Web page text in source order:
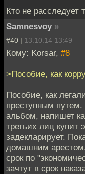
Кто не расследует
Samnesvoy »
#40 | 13.10.14 13:49
Кому: Korsar, #8
>Пособие, как
Пособие, как
преступным
альбом, напишет
третьих лиц купит
задекларирует.
домашним
срок по
зачтут в срок